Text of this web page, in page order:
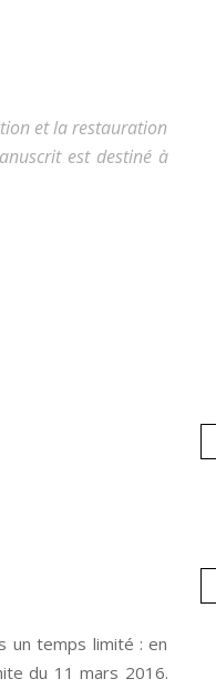
et la restauration
est destiné à
un temps limité : en
du 11 mars 2016.